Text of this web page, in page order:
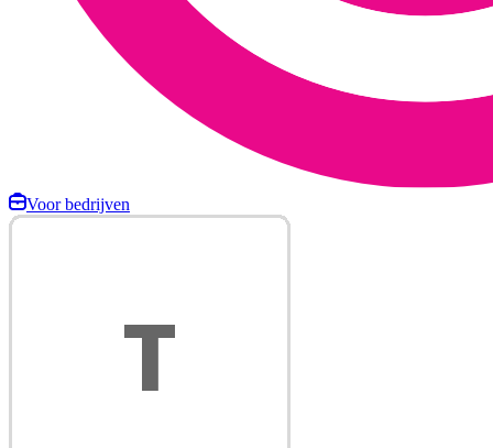
Voor bedrijven